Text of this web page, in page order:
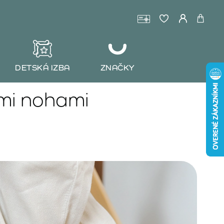
DETSKÁ IZBA ZNAČKY
nohami